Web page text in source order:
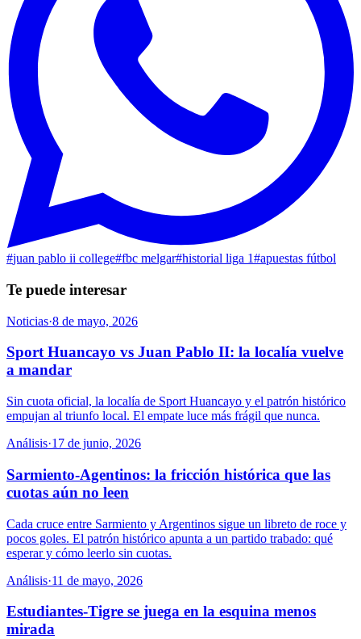
#juan pablo ii college#fbc melgar#historial liga 1#apuestas fútbol
Te puede interesar
Noticias·8 de mayo, 2026
Sport Huancayo vs Juan Pablo II: la localía vuelve
a mandar
Sin cuota oficial, la localía de Sport Huancayo y el patrón histórico
empujan al triunfo local. El empate luce más frágil que nunca.
Análisis·17 de junio, 2026
Sarmiento-Agentinos: la fricción histórica que las
cuotas aún no leen
Cada cruce entre Sarmiento y Argentinos sigue un libreto de roce y
pocos goles. El patrón histórico apunta a un partido trabado: qué
esperar y cómo leerlo sin cuotas.
Análisis·11 de mayo, 2026
Estudiantes-Tigre se juega en la esquina menos
mirada